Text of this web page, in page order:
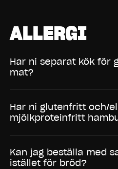
ALLERGI
Har ni separat kök för
mat?
Har ni glutenfritt och/
mjölkproteinfritt
Kan jag beställa med
istället för bröd?